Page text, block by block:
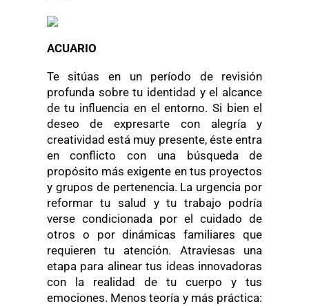
ACUARIO
Te sitúas en un período de revisión
profunda sobre tu identidad y el alcance
de tu influencia en el entorno. Si bien el
deseo de expresarte con alegría y
creatividad está muy presente, éste entra
en conflicto con una búsqueda de
propósito más exigente en tus proyectos
y grupos de pertenencia. La urgencia por
reformar tu salud y tu trabajo podría
verse condicionada por el cuidado de
otros o por dinámicas familiares que
requieren tu atención. Atraviesas una
etapa para alinear tus ideas innovadoras
con la realidad de tu cuerpo y tus
emociones. Menos teoría y más práctica: